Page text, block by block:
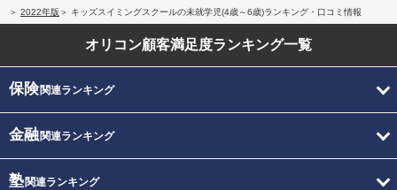
2022年版
キッズスイミングスクールの未就学児(4歳～6歳)ランキング・口コミ情報
オリコン顧客満足度ランキング一覧
保険関連ランキング
金融関連ランキング
塾関連ランキング